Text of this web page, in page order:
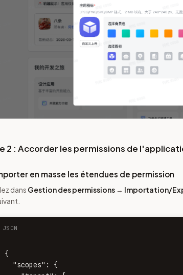
2 : Accorder les permissions de
en masse les étendues de permission
dans Gestion des permissions → Importation/
JSON
{
  "scopes": {